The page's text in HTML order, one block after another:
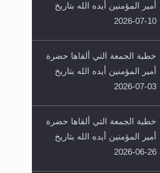
أمير المؤمنين أيده الله بتاريخ
10-07-2026
خطبة الجمعة التي ألقاها حضرة
أمير المؤمنين أيده الله بتاريخ
03-07-2026
خطبة الجمعة التي ألقاها حضرة
أمير المؤمنين أيده الله بتاريخ
26-06-2026